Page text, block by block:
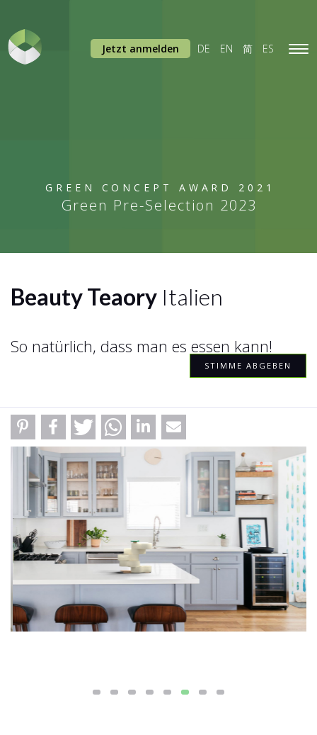
GREEN CONCEPT AWARD 2021
Green Pre-Selection 2023
Jetzt anmelden DE EN 简 ES
Beauty Teaory Italien
So natürlich, dass man es essen kann!